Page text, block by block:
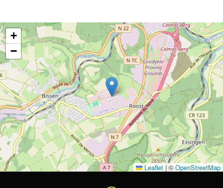
+
−
Leaflet | ©OpenStreetMap